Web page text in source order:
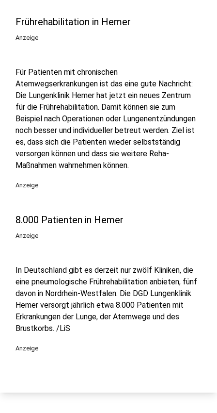
Frührehabilitation in Hemer
Anzeige
Für Patienten mit chronischen
Atemwegserkrankungen ist das eine gute Nachricht:
Die Lungenklinik Hemer hat jetzt ein neues Zentrum
für die Frührehabilitation. Damit können sie zum
Beispiel nach Operationen oder Lungenentzündungen
noch besser und individueller betreut werden. Ziel ist
es, dass sich die Patienten wieder selbstständig
versorgen können und dass sie weitere Reha-
Maßnahmen wahrnehmen können.
Anzeige
8.000 Patienten in Hemer
Anzeige
In Deutschland gibt es derzeit nur zwölf Kliniken, die
eine pneumologische Frührehabilitation anbieten, fünf
davon in Nordrhein-Westfalen. Die DGD Lungenklinik
Hemer versorgt jährlich etwa 8.000 Patienten mit
Erkrankungen der Lunge, der Atemwege und des
Brustkorbs. /LiS
Anzeige